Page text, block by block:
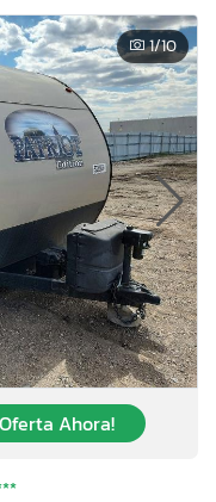
1/10
Oferta Ahora!